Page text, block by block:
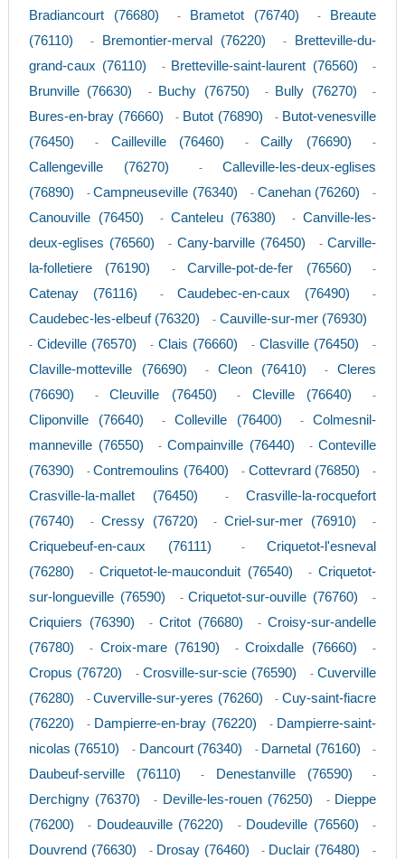
Bradiancourt (76680) - Brametot (76740) -
Breaute
(76110)
- Bremontier-merval (76220) -
Bretteville-du-
grand-caux (76110)
- Bretteville-saint-laurent (76560) -
Brunville (76630) - Buchy (76750) - Bully (76270) -
Bures-en-bray (76660) - Butot (76890) - Butot-venesville
(76450)
- Cailleville (76460) -Cailly (76690) -
Callengeville (76270) -Calleville-les-deux-eglises
(76890)
-Campneuseville (76340) - Canehan (76260) -
Canouville (76450) - Canteleu (76380) -Canville-les-
deux-eglises (76560)
- Cany-barville (76450) -Carville-
la-folletiere (76190)
-Carville-pot-de-fer (76560) -
Catenay (76116) - Caudebec-en-caux (76490) -
Caudebec-les-elbeuf (76320) - Cauville-sur-mer (76930)
- Cideville (76570) - Clais (76660) - Clasville (76450) -
Claville-motteville (76690) - Cleon (76410) -Cleres
(76690)
-Cleuville (76450) - Cleville (76640) -
Cliponville (76640) - Colleville (76400) -Colmesnil-
manneville (76550)
- Compainville (76440) -Conteville
(76390)
-Contremoulins (76400) - Cottevrard (76850) -
Crasville-la-mallet (76450) -Crasville-la-rocquefort
(76740)
- Cressy (76720) -Criel-sur-mer (76910) -
Criquebeuf-en-caux (76111) -Criquetot-l'esneval
(76280)
- Criquetot-le-mauconduit (76540) -Criquetot-
sur-longueville (76590)
-Criquetot-sur-ouville (76760) -
Criquiers (76390) - Critot (76680) -Croisy-sur-andelle
(76780)
- Croix-mare (76190) -Croixdalle (76660) -
Cropus (76720) -Crosville-sur-scie (76590) -Cuverville
(76280)
-Cuverville-sur-yeres (76260) -Cuy-saint-fiacre
(76220)
- Dampierre-en-bray (76220) - Dampierre-saint-
nicolas (76510)
- Dancourt (76340) - Darnetal (76160) -
Daubeuf-serville (76110) - Denestanville (76590) -
Derchigny (76370) - Deville-les-rouen (76250) - Dieppe
(76200)
- Doudeauville (76220) - Doudeville (76560) -
Douvrend (76630) - Drosay (76460) - Duclair (76480) -